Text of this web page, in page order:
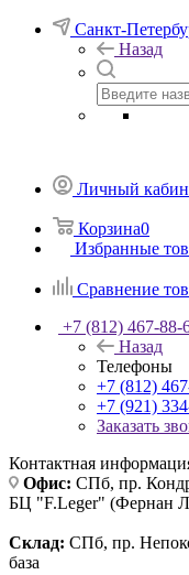
Санкт-
Назад
Личный
Корзина0
Избранные
Сравнение
+7 (812) 467-88-
Назад
Телефоны
+7 (812)
+7 (921)
Заказать
Контактная
Офис: СПб, пр.
БЦ "F.Leger" (Фернан
Склад: СПб, пр.
база